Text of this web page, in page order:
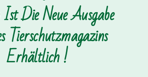
Die Neue Ausgabe
Tierschutzmagazins
Erhältlich !